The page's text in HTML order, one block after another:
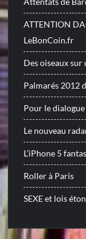
ATTENTION
LeBonCoin.fr
Des oiseaux sur
Palmarés 2012
Pour le
Le nouveau
L’iPhone 5
Roller à Paris
SEXE et lois